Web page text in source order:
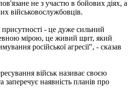
не з участю в бойових діях, а
військовослужбовців.
- це дуже сильний
мірою, це живий щит, який
російської агресії", - сказав
військ називає своєю
наявність планів про